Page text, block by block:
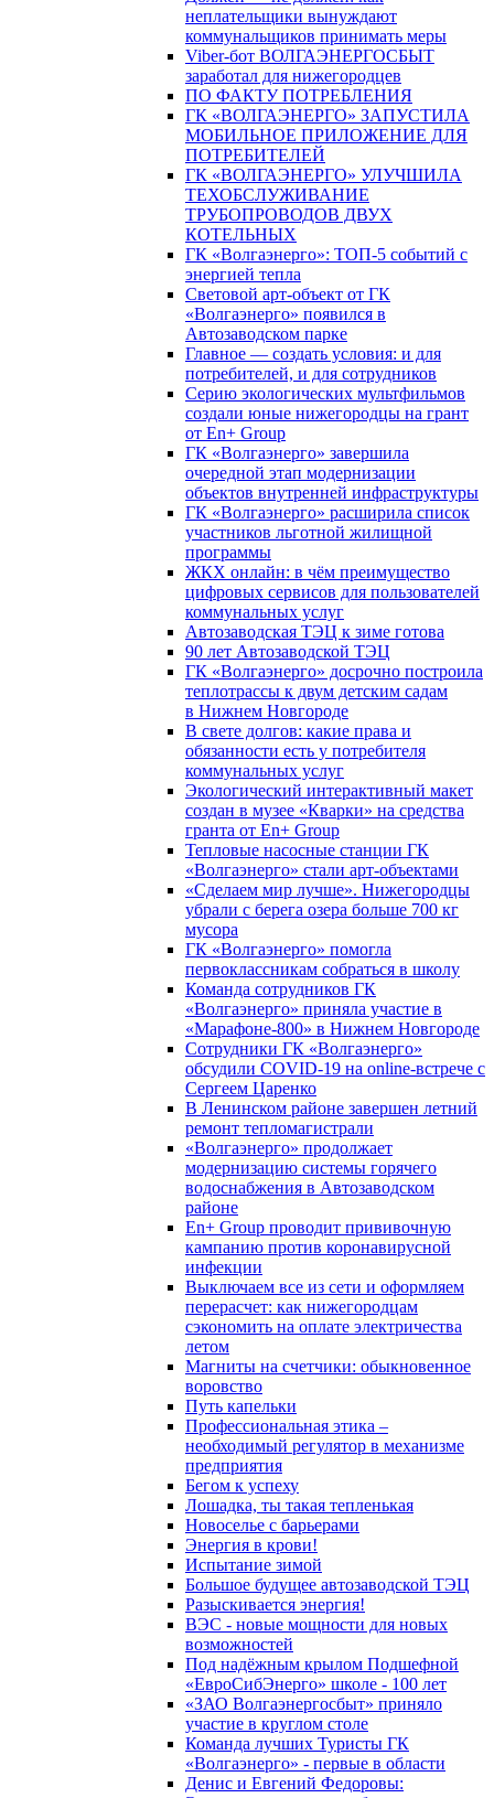
неплательщики вынуждают
коммунальщиков принимать меры
Viber-бот ВОЛГАЭНЕРГОСБЫТ
заработал для нижегородцев
ПО ФАКТУ ПОТРЕБЛЕНИЯ
ГК «ВОЛГАЭНЕРГО» ЗАПУСТИЛА
МОБИЛЬНОЕ ПРИЛОЖЕНИЕ ДЛЯ
ПОТРЕБИТЕЛЕЙ
ГК «ВОЛГАЭНЕРГО» УЛУЧШИЛА
ТЕХОБСЛУЖИВАНИЕ
ТРУБОПРОВОДОВ ДВУХ
КОТЕЛЬНЫХ
ГК «Волгаэнерго»: ТОП-5 событий с
энергией тепла
Световой арт-объект от ГК
«Волгаэнерго» появился в
Автозаводском парке
Главное — создать условия: и для
потребителей, и для сотрудников
Серию экологических мультфильмов
создали юные нижегородцы на грант
от En+ Group
ГК «Волгаэнерго» завершила
очередной этап модернизации
объектов внутренней инфраструктуры
ГК «Волгаэнерго» расширила список
участников льготной жилищной
программы
ЖКХ онлайн: в чём преимущество
цифровых сервисов для пользователей
коммунальных услуг
Автозаводская ТЭЦ к зиме готова
90 лет Автозаводской ТЭЦ
ГК «Волгаэнерго» досрочно построила
теплотрассы к двум детским садам
в Нижнем Новгороде
В свете долгов: какие права и
обязанности есть у потребителя
коммунальных услуг
Экологический интерактивный макет
создан в музее «Кварки» на средства
гранта от En+ Group
Тепловые насосные станции ГК
«Волгаэнерго» стали арт-объектами
«Сделаем мир лучше». Нижегородцы
убрали с берега озера больше 700 кг
мусора
ГК «Волгаэнерго» помогла
первоклассникам собраться в школу
Команда сотрудников ГК
«Волгаэнерго» приняла участие в
«Марафоне-800» в Нижнем Новгороде
Сотрудники ГК «Волгаэнерго»
обсудили COVID-19 на online-встрече с
Сергеем Царенко
В Ленинском районе завершен летний
ремонт тепломагистрали
«Волгаэнерго» продолжает
модернизацию системы горячего
водоснабжения в Автозаводском
районе
En+ Group проводит прививочную
кампанию против коронавирусной
инфекции
Выключаем все из сети и оформляем
перерасчет: как нижегородцам
сэкономить на оплате электричества
летом
Магниты на счетчики: обыкновенное
воровство
Путь капельки
Профессиональная этика –
необходимый регулятор в механизме
предприятия
Бегом к успеху
Лошадка, ты такая тепленькая
Новоселье с барьерами
Энергия в крови!
Испытание зимой
Большое будущее автозаводской ТЭЦ
Разыскивается энергия!
ВЭС - новые мощности для новых
возможностей
Под надёжным крылом Подшефной
«ЕвроСибЭнерго» школе - 100 лет
«ЗАО Волгаэнергосбыт» приняло
участие в круглом столе
Команда лучших Туристы ГК
«Волгаэнерго» - первые в области
Денис и Евгений Федоровы: